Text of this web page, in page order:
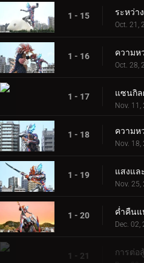
1 - 15 ระหว่า
Oct. 21,
1 - 16 ความห
Oct. 28,
1 - 17 แซนกิล
Nov. 11,
1 - 18 ความห
Nov. 18,
1 - 19 แสงแล
Nov. 25,
1 - 20 ค่ำคืนแ
Dec. 02,
1 - 21 การต่อ